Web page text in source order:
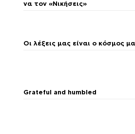
να τον «Νικήσεις»
Οι λέξεις μας είναι ο κόσμος
Grateful and humbled